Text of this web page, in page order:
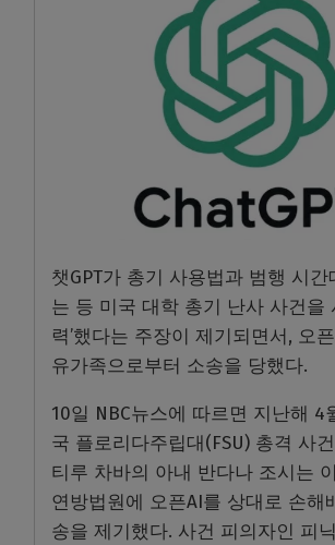
챗GPT가 총기 사용법과 범행 시
는 등 미국 대학 총기 난사 사건을
력’했다는 주장이 제기되면서, 오
유가족으로부터 소송을 당했다.
10일 NBC뉴스에 따르면 지난해 4
국 플로리다주립대(FSU) 총격 사
티루 차바의 아내 반다나 조시는
연방법원에 오픈AI를 상대로 손해
송을 제기했다. 사건 피의자인 피